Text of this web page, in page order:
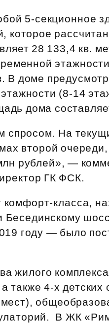
5‑секционное
которое
28 133,4 кв.
В доме
(8‑14
дома
спросом. На
второй
рублей», —
ГК ФСК.
году — было
жилого
также 4‑х
В ЖК